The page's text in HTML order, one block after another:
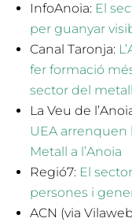
InfoAnoia: El
per guanyar
Canal Taronja:
fer formació
sector del metall
La Veu de
UEA arrenquen
Metall a l’Anoia
Regió7: El
persones i
ACN (via